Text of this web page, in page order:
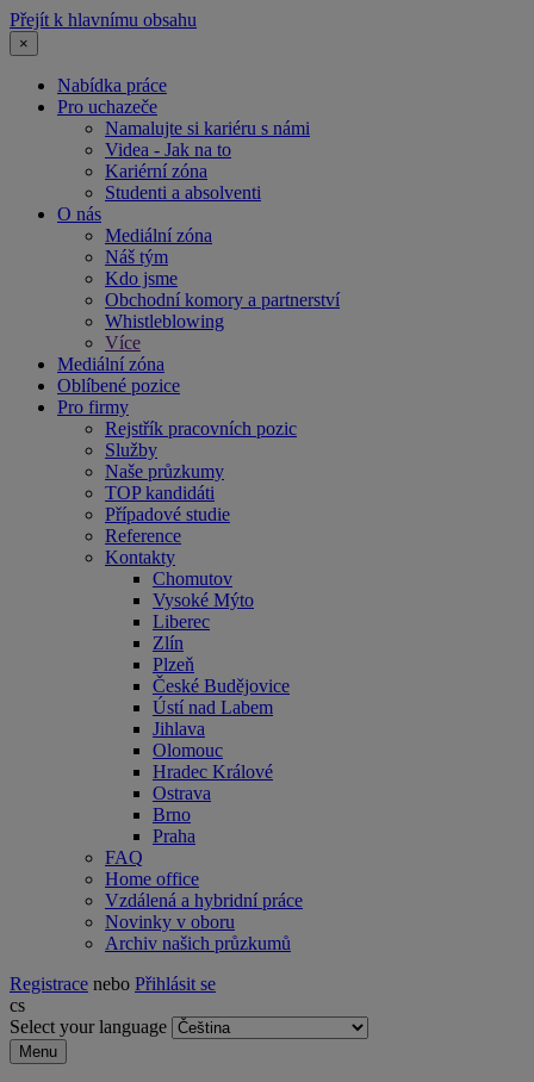
Přejít k hlavnímu obsahu
×
Nabídka práce
Pro uchazeče
Namalujte si kariéru s námi
Videa - Jak na to
Kariérní zóna
Studenti a absolventi
O nás
Mediální zóna
Náš tým
Kdo jsme
Obchodní komory a partnerství
Whistleblowing
Více
Mediální zóna
Oblíbené pozice
Pro firmy
Rejstřík pracovních pozic
Služby
Naše průzkumy
TOP kandidáti
Případové studie
Reference
Kontakty
Chomutov
Vysoké Mýto
Liberec
Zlín
Plzeň
České Budějovice
Ústí nad Labem
Jihlava
Olomouc
Hradec Králové
Ostrava
Brno
Praha
FAQ
Home office
Vzdálená a hybridní práce
Novinky v oboru
Archiv našich průzkumů
Registrace nebo Přihlásit se
cs
Select your language
Menu